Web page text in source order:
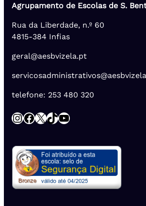
Agrupamento de Escolas de S.
Rua da Liberdade, n.º 60
4815-384 Infias
geral@aesbvizela.pt
telefone: 253 480 320
InstagramFacebook X TikTok YouTube